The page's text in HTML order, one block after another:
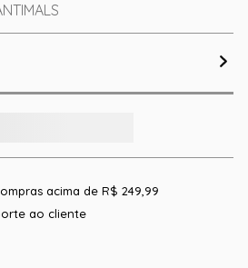
acima de R$ 249,99
ao cliente